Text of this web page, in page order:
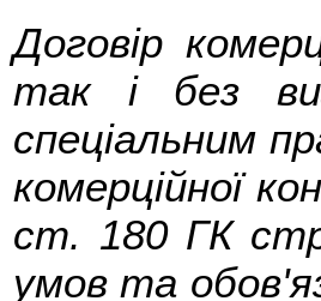
Договір
так і без
спеціальним
комерційної
ст. 180 ГК
умов та